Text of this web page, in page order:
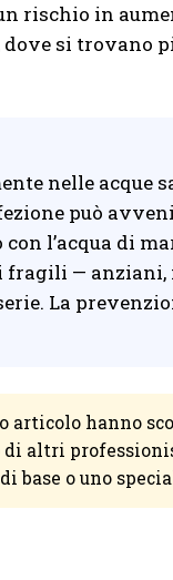
rischio in
dove si
nelle acque
può
l’acqua di
— anziani,
La
hanno
di altri
base o uno